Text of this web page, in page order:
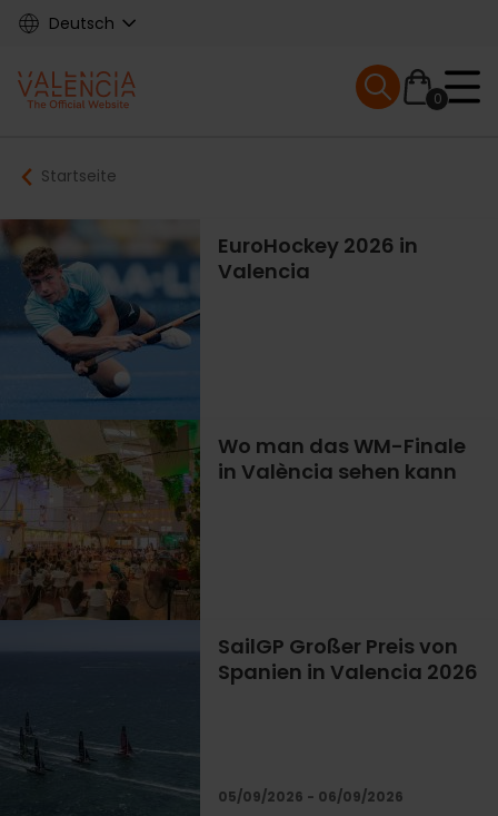
Skip
content
Deutsch
Main
navigation
0
Mobile menu
Breadcrumb
Startseite
EuroHockey 2026 in
Valencia
Wo man das WM-Finale
in València sehen kann
SailGP Großer Preis von
Spanien in Valencia 2026
05/09/2026 - 06/09/2026